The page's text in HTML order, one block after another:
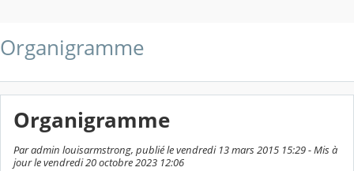
Organigramme
Organigramme
Par admin louisarmstrong, publié le vendredi 13 mars 2015 15:29 - Mis à
jour le vendredi 20 octobre 2023 12:06